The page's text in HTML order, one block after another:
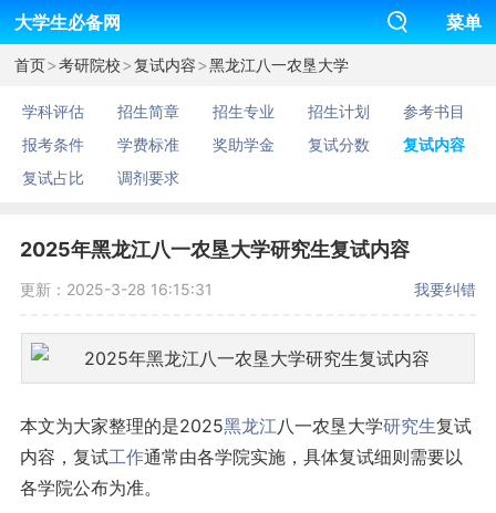
大学生必备网 菜单
首页>考研院校>复试内容>黑龙江八一农垦大学
学科评估 招生简章 招生专业 招生计划
参考书目
报考条件
学费标准 奖助学金 复试分数
复试内容
复试占比
调剂要求
2025年黑龙江八一农垦大学研究生复试内容
更新：2025-3-28 16:15:31 我要纠错
本文为大家整理的是2025黑龙江八一农垦大学研究生复试
内容，复试工作通常由各学院实施，具体复试细则需要以
各学院公布为准。